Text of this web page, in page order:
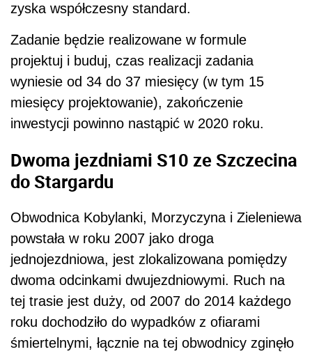
zyska współczesny standard.
Zadanie będzie realizowane w formule
projektuj i buduj, czas realizacji zadania
wyniesie od 34 do 37 miesięcy (w tym 15
miesięcy projektowanie), zakończenie
inwestycji powinno nastąpić w 2020 roku.
Dwoma jezdniami S10 ze Szczecina
do Stargardu
Obwodnica Kobylanki, Morzyczyna i Zieleniewa
powstała w roku 2007 jako droga
jednojezdniowa, jest zlokalizowana pomiędzy
dwoma odcinkami dwujezdniowymi. Ruch na
tej trasie jest duży, od 2007 do 2014 każdego
roku dochodziło do wypadków z ofiarami
śmiertelnymi, łącznie na tej obwodnicy zginęło